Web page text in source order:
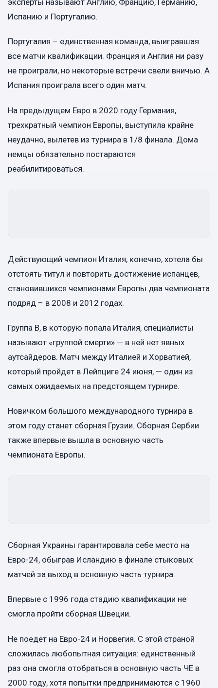
эксперты называют Англию, Францию, Германию,
Испанию и Португалию.
Португалия – единственная команда, выигравшая
все матчи квалификации. Франция и Англия ни разу
не проиграли, но некоторые встречи свели вничью. А
Испания проиграла всего один матч.
На предыдущем Евро в 2020 году Германия,
трехкратный чемпион Европы, выступила крайне
неудачно, вылетев из турнира в 1/8 финала. Дома
немцы обязательно постараются
реабилитироваться.
Действующий чемпион Италия, конечно, хотела бы
отстоять титул и повторить достижение испанцев,
становившихся чемпионами Европы два чемпионата
подряд – в 2008 и 2012 годах.
Группа B, в которую попала Италия, специалисты
называют «группой смерти» — в ней нет явных
аутсайдеров. Матч между Италией и Хорватией,
который пройдет в Лейпциге 24 июня, — один из
самых ожидаемых на предстоящем турнире.
Новичком большого международного турнира в
этом году станет сборная Грузии. Сборная Сербии
также впервые вышла в основную часть
чемпионата Европы.
Сборная Украины гарантировала себе место на
Евро-24, обыграв Исландию в финале стыковых
матчей за выход в основную часть турнира.
Впервые с 1996 года стадию квалификации не
смогла пройти сборная Швеции.
Не поедет на Евро-24 и Норвегия. С этой страной
сложилась любопытная ситуация: единственный
раз она смогла отобраться в основную часть ЧЕ в
2000 году, хотя попытки предпринимаются с 1960